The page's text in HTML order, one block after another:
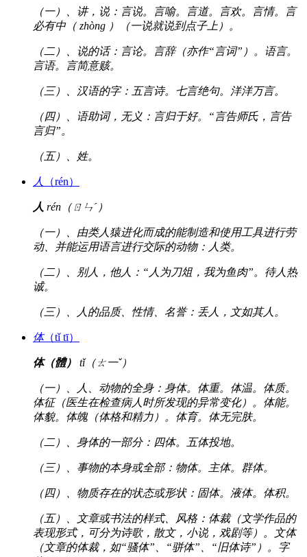
（一）、讲，说：言说。言喻。言道。言欢。言情。言
必有中（ zhòng ）（一说就说到点子上）。
（二）、说的话：言论。言辞（亦作“言词”）。语言。
言语。言简意赅。
（三）、汉语的字：五言诗。七言绝句。洋洋万言。
（四）、语助词，无义：言归于好。“言告师氏，言告
言归”。
（五）、姓。
人 （rén）
人 rén（ㄖㄣˊ）
（一）、由类人猿进化而成的能制造和使用工具进行劳
动、并能运用语言进行交际的动物：人类。
（二）、别人，他人：“人为刀俎，我为鱼肉”。待人热
诚。
（三）、人的品质、性情、名誉：丢人，文如其人。
体（tǐ tī）
体（體） tǐ（ㄊ一ˇ）
（一）、人、动物的全身：身体。体重。体温。体质。
体征（医生在检查病人时所发现的异常变化）。体能。
体貌。体魄（体格和精力）。体育。体无完肤。
（二）、身体的一部分：四体。五体投地。
（三）、事物的本身或全部：物体。主体。群体。
（四）、物质存在的状态或形状：固体。液体。体积。
（五）、文章或书法的样式、风格：体裁（文学作品的
表现形式，可分为诗歌，散文，小说，戏剧等）。文体
（文章的体裁，如“骚体”、“骈体”、“旧体诗”）。字